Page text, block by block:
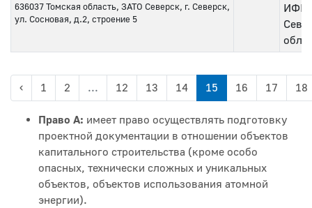
636037 Томская область, ЗАТО Северск, г. Северск,
ул. Сосновая, д.2, строение 5
‹ 1 2 ... 12 13 14 15 16 17 18
Право А: имеет право осуществлять подготовку
проектной документации в отношении объектов
капитального строительства (кроме особо
опасных, технически сложных и уникальных
объектов, объектов использования атомной
энергии).